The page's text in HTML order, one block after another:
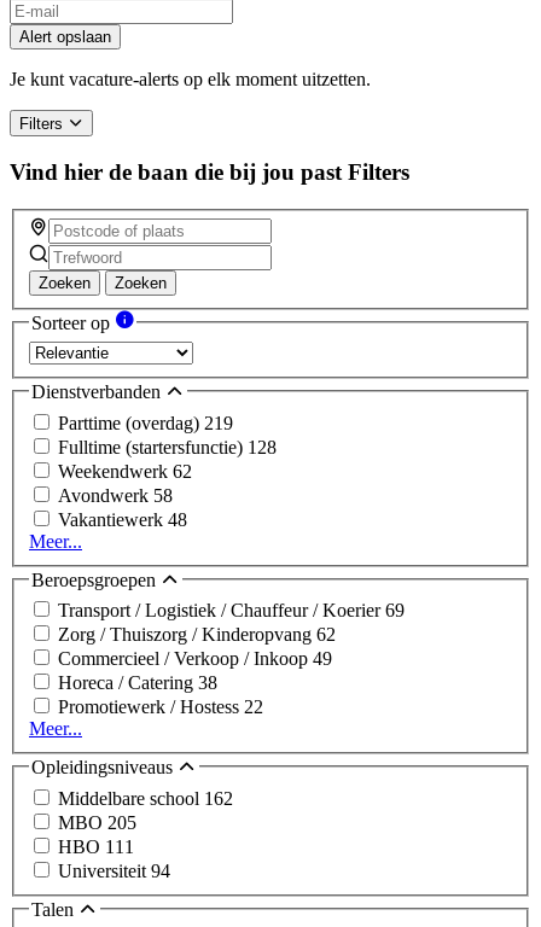
Alert opslaan
Je kunt vacature-alerts op elk moment uitzetten.
Filters
Vind hier de baan die bij jou past Filters
Zoeken Zoeken
Sorteer op
Dienstverbanden
Parttime (overdag) 219
Fulltime (startersfunctie) 128
Weekendwerk 62
Avondwerk 58
Vakantiewerk 48
Meer...
Beroepsgroepen
Transport / Logistiek / Chauffeur / Koerier69
Zorg / Thuiszorg / Kinderopvang 62
Commercieel / Verkoop / Inkoop 49
Horeca / Catering 38
Promotiewerk / Hostess 22
Meer...
Opleidingsniveaus
Middelbare school 162
MBO 205
HBO 111
Universiteit 94
Talen